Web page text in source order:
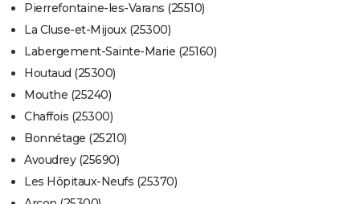
Pierrefontaine-les-Varans (25510)
La Cluse-et-Mijoux (25300)
Labergement-Sainte-Marie (25160)
Houtaud (25300)
Mouthe (25240)
Chaffois (25300)
Bonnétage (25210)
Avoudrey (25690)
Les Hôpitaux-Neufs (25370)